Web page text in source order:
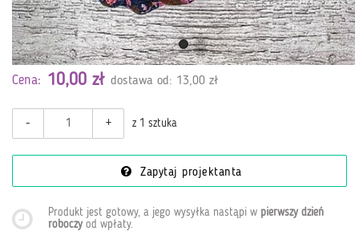
Cena: 10,00 zł dostawa od: 13,00 zł
- + z 1 sztuka
Zapytaj projektanta
Produkt jest gotowy, a jego wysyłka nastąpi w pierwszy dzień
roboczy od wpłaty.